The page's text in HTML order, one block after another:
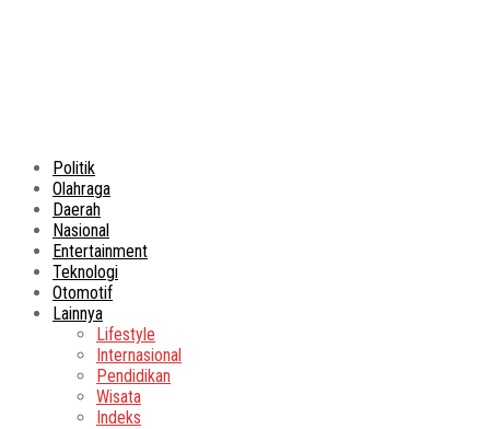
Politik
Olahraga
Daerah
Nasional
Entertainment
Teknologi
Otomotif
Lainnya
Lifestyle
Internasional
Pendidikan
Wisata
Indeks